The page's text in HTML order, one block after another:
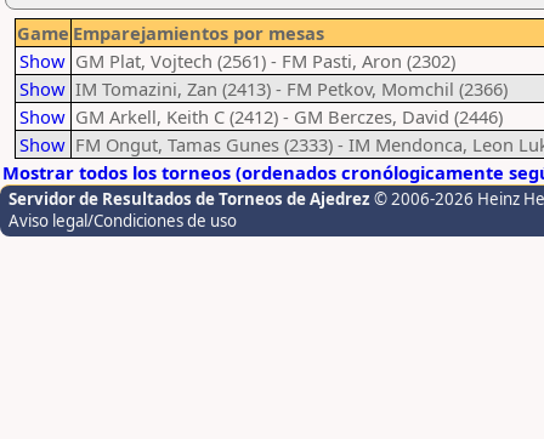
Game Emparejamientos por mesas
Show GM Plat, Vojtech (2561) - FM Pasti, Aron (2302)
Show IM Tomazini, Zan (2413) - FM Petkov, Momchil (2366)
Show GM Arkell, Keith C (2412) - GM Berczes, David (2446)
Show FM Ongut, Tamas Gunes (2333) - IM Mendonca, Leon
Mostrar todos los torneos (ordenados cronólogicamente
Servidor de Resultados de Torneos de Ajedrez © 2006-2026 Heinz
Aviso legal/Condiciones de uso